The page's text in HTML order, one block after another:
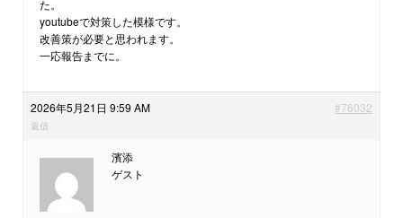
た。
youtubeで対策した模様です。
改善策が必要と思われます。
一応報告までに。
2026年5月21日 9:59 AM #76032
返信
濱添
ゲスト